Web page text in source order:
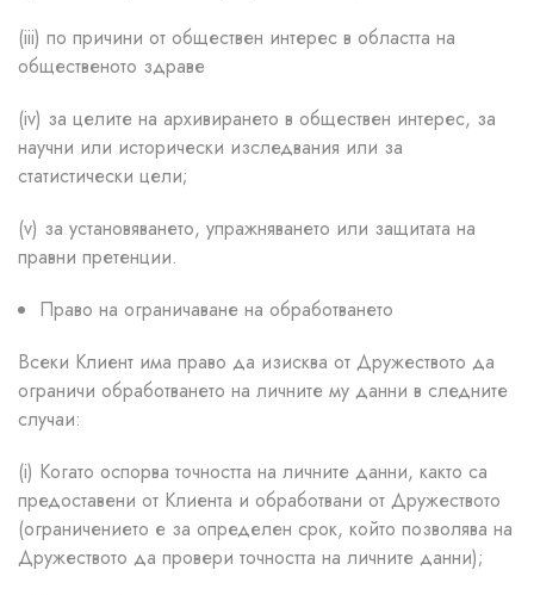
(iii) по причини от обществен интерес в областта на
общественото здраве
(iv) за целите на архивирането в обществен интерес, за
научни или исторически изследвания или за
статистически цели;
(v) за установяването, упражняването или защитата на
правни претенции.
Право на ограничаване на обработването
Всеки Клиент има право да изисква от Дружеството да
ограничи обработването на личните му данни в следните
случаи:
(i) Когато оспорва точността на личните данни, както са
предоставени от Клиента и обработвани от Дружеството
(ограничението е за определен срок, който позволява на
Дружеството да провери точността на личните данни);